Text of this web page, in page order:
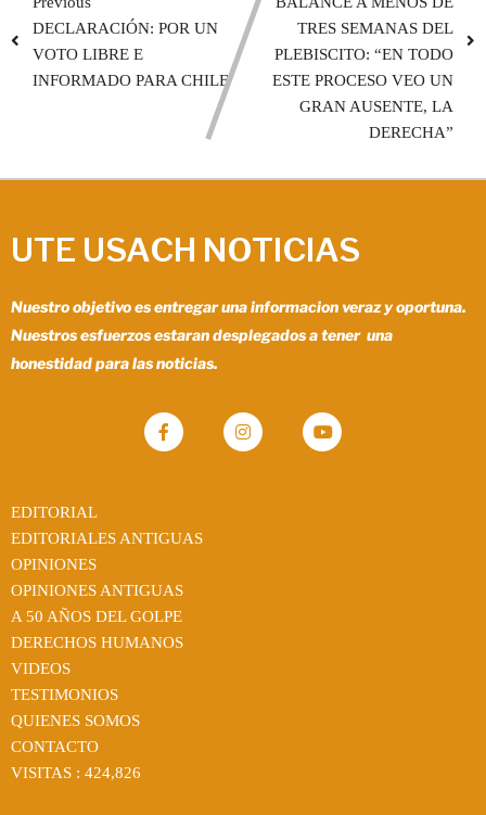
DECLARACIÓN: POR UN
VOTO LIBRE E
INFORMADO PARA CHILE
TRES SEMANAS DEL
PLEBISCITO: “EN TODO
ESTE PROCESO VEO UN
GRAN AUSENTE, LA
DERECHA”
UTE USACH NOTICIAS
Nuestro objetivo es entregar una informacion veraz y oportuna.
Nuestros esfuerzos estaran desplegados a tener una
honestidad para las noticias.
EDITORIAL
EDITORIALES ANTIGUAS
OPINIONES
OPINIONES ANTIGUAS
A 50 AÑOS DEL GOLPE
DERECHOS HUMANOS
VIDEOS
TESTIMONIOS
QUIENES SOMOS
CONTACTO
VISITAS : 424,826